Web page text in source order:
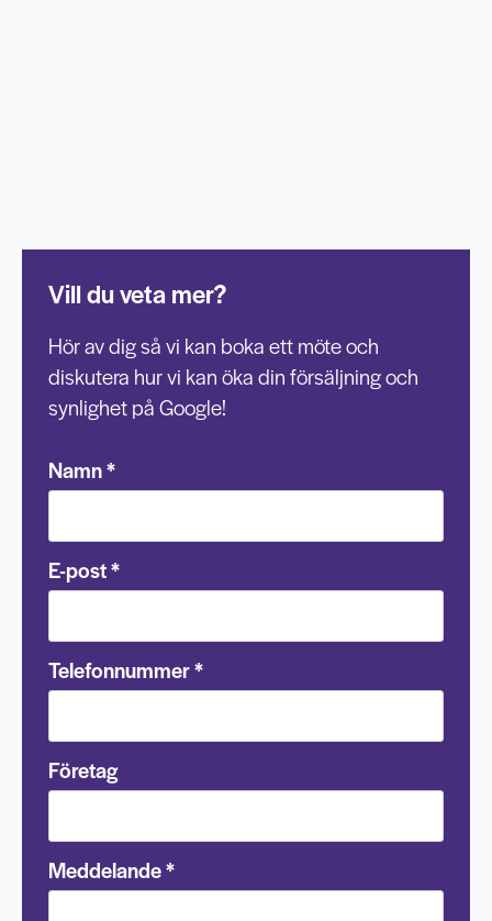
Vill du veta mer?
Hör av dig så vi kan boka ett möte och
diskutera hur vi kan öka din försäljning och
synlighet på Google!
Namn*
E-post*
Telefonnummer*
Företag
Meddelande*